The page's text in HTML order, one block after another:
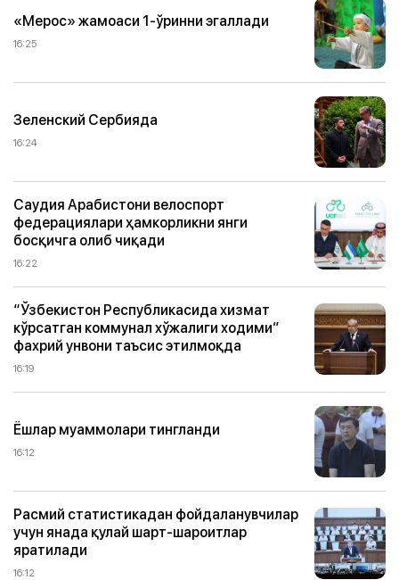
«Мерос» жамоаси 1-ўринни эгаллади
16:25
Зеленский Сербияда
16:24
Саудия Арабистони велоспорт
федерациялари ҳамкорликни янги
босқичга олиб чиқади
16:22
“Ўзбекистон Республикасида хизмат
кўрсатган коммунал хўжалиги ходими”
фахрий унвони таъсис этилмоқда
16:19
Ёшлар муаммолари тингланди
16:12
Расмий статистикадан фойдаланувчилар
учун янада қулай шарт-шароитлар
яратилади
16:12